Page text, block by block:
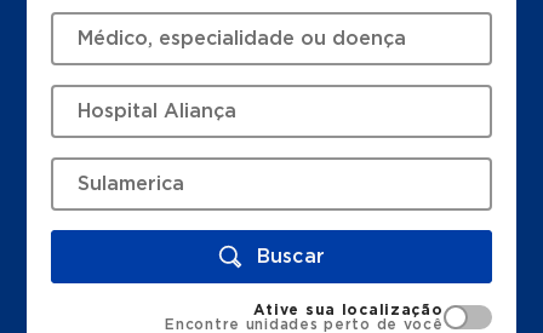
Buscar
Ative sua localização
Encontre unidades perto de você